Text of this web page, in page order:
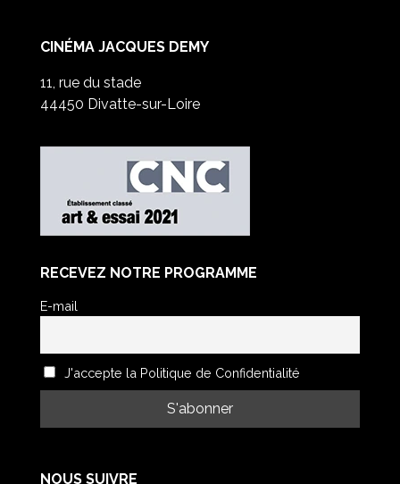
CINÉMA JACQUES DEMY
11, rue du stade
44450 Divatte-sur-Loire
RECEVEZ NOTRE PROGRAMME
E-mail
J'accepte la Politique de Confidentialité
NOUS SUIVRE